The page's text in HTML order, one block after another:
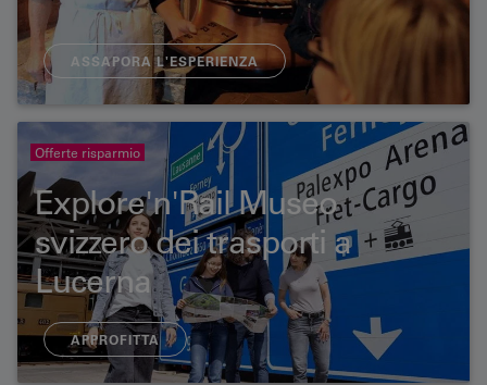
ASSAPORA L'ESPERIENZA
Offerte risparmio
Explore'n'Rail Museo
svizzero dei trasporti a
Lucerna
APPROFITTA